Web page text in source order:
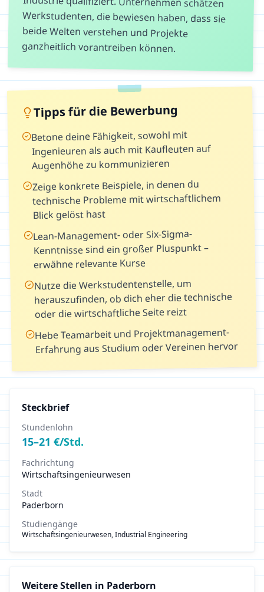
ganzheitlich vorantreiben können.
Tipps für die Bewerbung
Betone deine Fähigkeit, sowohl mit
Ingenieuren als auch mit Kaufleuten auf
Augenhöhe zu kommunizieren
Zeige konkrete Beispiele, in denen du
technische Probleme mit wirtschaftlichem
Blick gelöst hast
Lean-Management- oder Six-Sigma-
Kenntnisse sind ein großer Pluspunkt –
erwähne relevante Kurse
Nutze die Werkstudentenstelle, um
herauszufinden, ob dich eher die technische
oder die wirtschaftliche Seite reizt
Hebe Teamarbeit und Projektmanagement-
Erfahrung aus Studium oder Vereinen hervor
Steckbrief
Stundenlohn
15–21 €/Std.
Fachrichtung
Wirtschaftsingenieurwesen
Stadt
Paderborn
Studiengänge
Wirtschaftsingenieurwesen, Industrial Engineering
Weitere Stellen in Paderborn